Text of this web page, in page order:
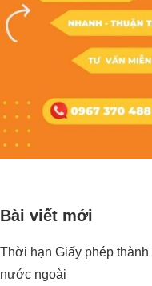
Bài viết mới
Thời hạn Giấy phép
nước ngoài